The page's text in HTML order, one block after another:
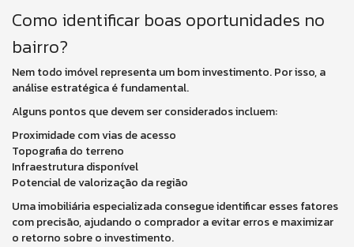
Como identificar boas oportunidades no
bairro?
Nem todo imóvel representa um bom investimento. Por isso, a
análise estratégica é fundamental.
Alguns pontos que devem ser considerados incluem:
Proximidade com vias de acesso
Topografia do terreno
Infraestrutura disponível
Potencial de valorização da região
Uma imobiliária especializada consegue identificar esses fatores
com precisão, ajudando o comprador a evitar erros e maximizar
o retorno sobre o investimento.